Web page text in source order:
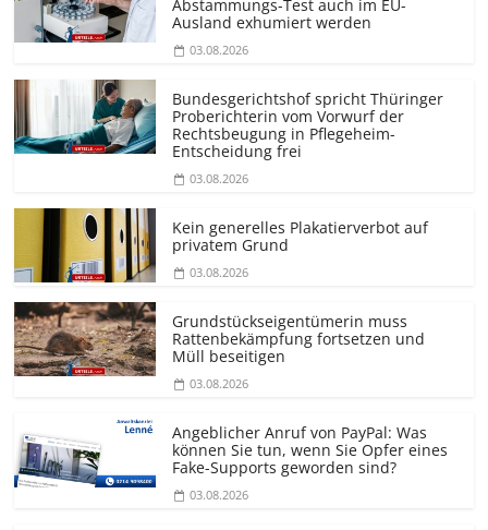
Abstammungs-Test auch im EU-
Ausland exhumiert werden
03.08.2026
Bundesgerichtshof spricht Thüringer
Proberichterin vom Vorwurf der
Rechtsbeugung in Pflegeheim-
Entscheidung frei
03.08.2026
Kein generelles Plakatierverbot auf
privatem Grund
03.08.2026
Grundstücks­eigentümerin muss
Rattenbekämpfung fortsetzen und
Müll beseitigen
03.08.2026
Angeblicher Anruf von PayPal: Was
können Sie tun, wenn Sie Opfer eines
Fake-Supports geworden sind?
03.08.2026